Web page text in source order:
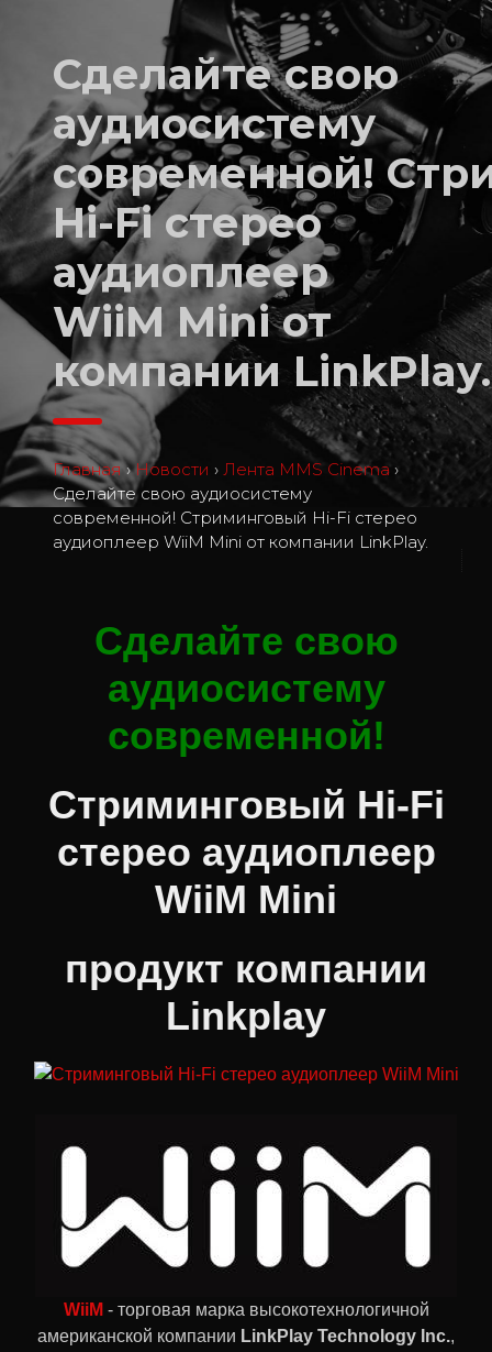
Сделайте свою
аудиосистему
современной!
Hi-Fi стерео
аудиоплеер
WiiM Mini от
компании LinkPlay.
Главная › Новости › Лента MMS Cinema ›
Сделайте свою аудиосистему
современной! Cтриминговый Hi-Fi стерео
аудиоплеер WiiM Mini от компании LinkPlay.
Сделайте свою
аудиосистему
современной!
Cтриминговый Hi-Fi
стерео аудиоплеер
WiiM Mini
продукт компании
Linkplay
WiiM - торговая марка высокотехнологичной
американской компании LinkPlay Technology Inc.,